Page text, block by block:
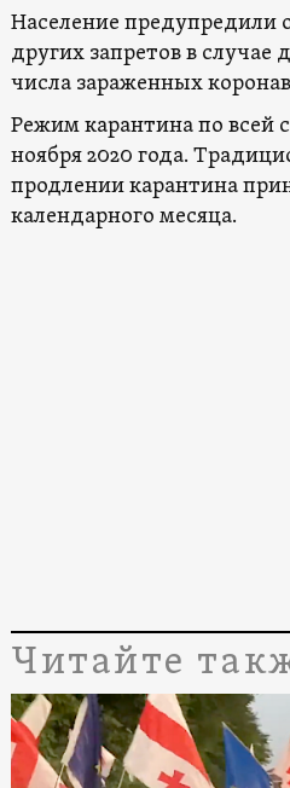
Население предупредили
других запретов в случае
числа зараженных
Режим карантина по всей
ноября 2020 года.
продлении карантина
календарного месяца.
Читайте